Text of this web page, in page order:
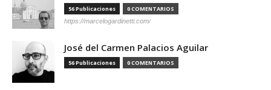
56 Publicaciones 0 COMENTARIOS
https://marcelogardinetti.com/
José del Carmen Palacios Aguilar
56 Publicaciones 0 COMENTARIOS